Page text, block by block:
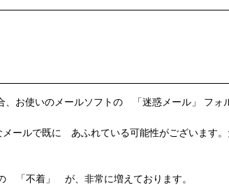
お使いのメールソフトの 「迷惑メール」 フォ
ールで既に あふれている可能性がございま
「不着」 が、非常に増えております。